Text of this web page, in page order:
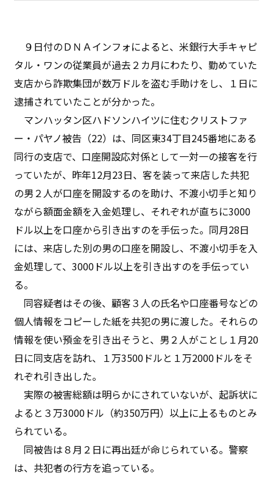
９日付のＤＮＡインフォによると、米銀行大手キャピ
タル・ワンの従業員が過去２カ月にわたり、勤めていた
支店から詐欺集団が数万ドルを盗む手助けをし、１日に
逮捕されていたことが分かった。
マンハッタン区ハドソンハイツに住むクリストファ
ー・パヤノ被告（22）は、同区東34丁目245番地にある
同行の支店で、口座開設応対係として一対一の接客を行
っていたが、昨年12月23日、客を装って来店した共犯
の男２人が口座を開設するのを助け、不渡小切手と知り
ながら額面金額を入金処理し、それぞれが直ちに3000
ドル以上を口座から引き出すのを手伝った。同月28日
には、来店した別の男の口座を開設し、不渡小切手を入
金処理して、3000ドル以上を引き出すのを手伝ってい
る。
同容疑者はその後、顧客３人の氏名や口座番号などの
個人情報をコピーした紙を共犯の男に渡した。それらの
情報を使い預金を引き出そうと、男２人がことし１月20
日に同支店を訪れ、１万3500ドルと１万2000ドルをそ
れぞれ引き出した。
実際の被害総額は明らかにされていないが、起訴状に
よると３万3000ドル（約350万円）以上に上るものとみ
られている。
同被告は８月２日に再出廷が命じられている。警察
は、共犯者の行方を追っている。